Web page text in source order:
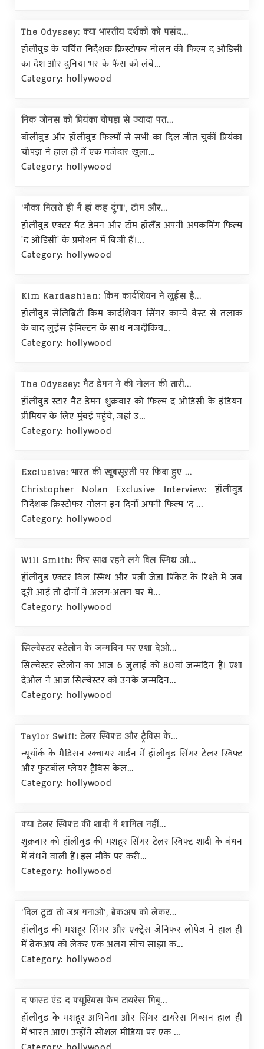
The Odyssey: क्या भारतीय दर्शकों को पसंद...
हॉलीवुड के चर्चित निर्देशक क्रिस्टोफर नोलन की फिल्म द ओडिसी
का देश और दुनिया भर के फैंस को लंबे...
Category: hollywood
निक जोनस को प्रियंका चोपड़ा से ज्यादा पत...
बॉलीवुड और हॉलीवुड फिल्मों से सभी का दिल जीत चुकीं प्रियंका
चोपड़ा ने हाल ही में एक मजेदार खुला...
Category: hollywood
'मौका मिलते ही मैं हां कह दूंगा', टॉम और...
हॉलीवुड एक्टर मैट डेमन और टॉम हॉलैंड अपनी अपकमिंग फिल्म
'द ओडिसी' के प्रमोशन में बिजी हैं।...
Category: hollywood
Kim Kardashian: किम कार्दशियन ने लुईस है...
हॉलीवुड सेलिब्रिटी किम कार्दशियन सिंगर कान्ये वेस्ट से तलाक
के बाद लुईस हैमिल्टन के साथ नजदीकिय...
Category: hollywood
The Odyssey: मैट डेमन ने की नोलन की तारी...
हॉलीवुड स्टार मैट डेमन शुक्रवार को फिल्म द ओडिसी के इंडियन
प्रीमियर के लिए मुंबई पहुंचे, जहां उ...
Category: hollywood
Exclusive: भारत की खूबसूरती पर फिदा हुए ...
Christopher Nolan Exclusive Interview: हॉलीवुड
निर्देशक क्रिस्टोफर नोलन इन दिनों अपनी फिल्म 'द ...
Category: hollywood
Will Smith: फिर साथ रहने लगे विल स्मिथ औ...
हॉलीवुड एक्टर विल स्मिथ और पत्नी जेडा पिंकेट के रिश्ते में जब
दूरी आई तो दोनों ने अलग-अलग घर मे...
Category: hollywood
सिल्वेस्टर स्टेलोन के जन्मदिन पर एशा देओ...
सिल्वेस्टर स्टेलोन का आज 6 जुलाई को 80वां जन्मदिन है। एशा
देओल ने आज सिल्वेस्टर को उनके जन्मदिन...
Category: hollywood
Taylor Swift: टेलर स्विफ्ट और ट्रैविस के...
न्यूयॉर्क के मैडिसन स्क्वायर गार्डन में हॉलीवुड सिंगर टेलर स्विफ्ट
और फुटबॉल प्लेयर ट्रैविस केल...
Category: hollywood
क्या टेलर स्विफ्ट की शादी में शामिल नहीं...
शुक्रवार को हॉलीवुड की मशहूर सिंगर टेलर स्विफ्ट शादी के बंधन
में बंधने वाली हैं। इस मौके पर करी...
Category: hollywood
'दिल टूटा तो जश्न मनाओ', ब्रेकअप को लेकर...
हॉलीवुड की मशहूर सिंगर और एक्ट्रेस जेनिफर लोपेज ने हाल ही
में ब्रेकअप को लेकर एक अलग सोच साझा क...
Category: hollywood
द फास्ट एंड द फ्यूरियस फेम टायरेस गिब्...
हॉलीवुड के मशहूर अभिनेता और सिंगर टायरेस गिब्सन हाल ही
में भारत आए। उन्होंने सोशल मीडिया पर एक ...